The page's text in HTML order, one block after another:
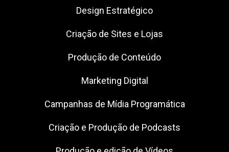
Design Estratégico
Criação de Sites e Lojas
Produção de Conteúdo
Marketing Digital
Campanhas de Mídia Programática
Criação e Produção de Podcasts